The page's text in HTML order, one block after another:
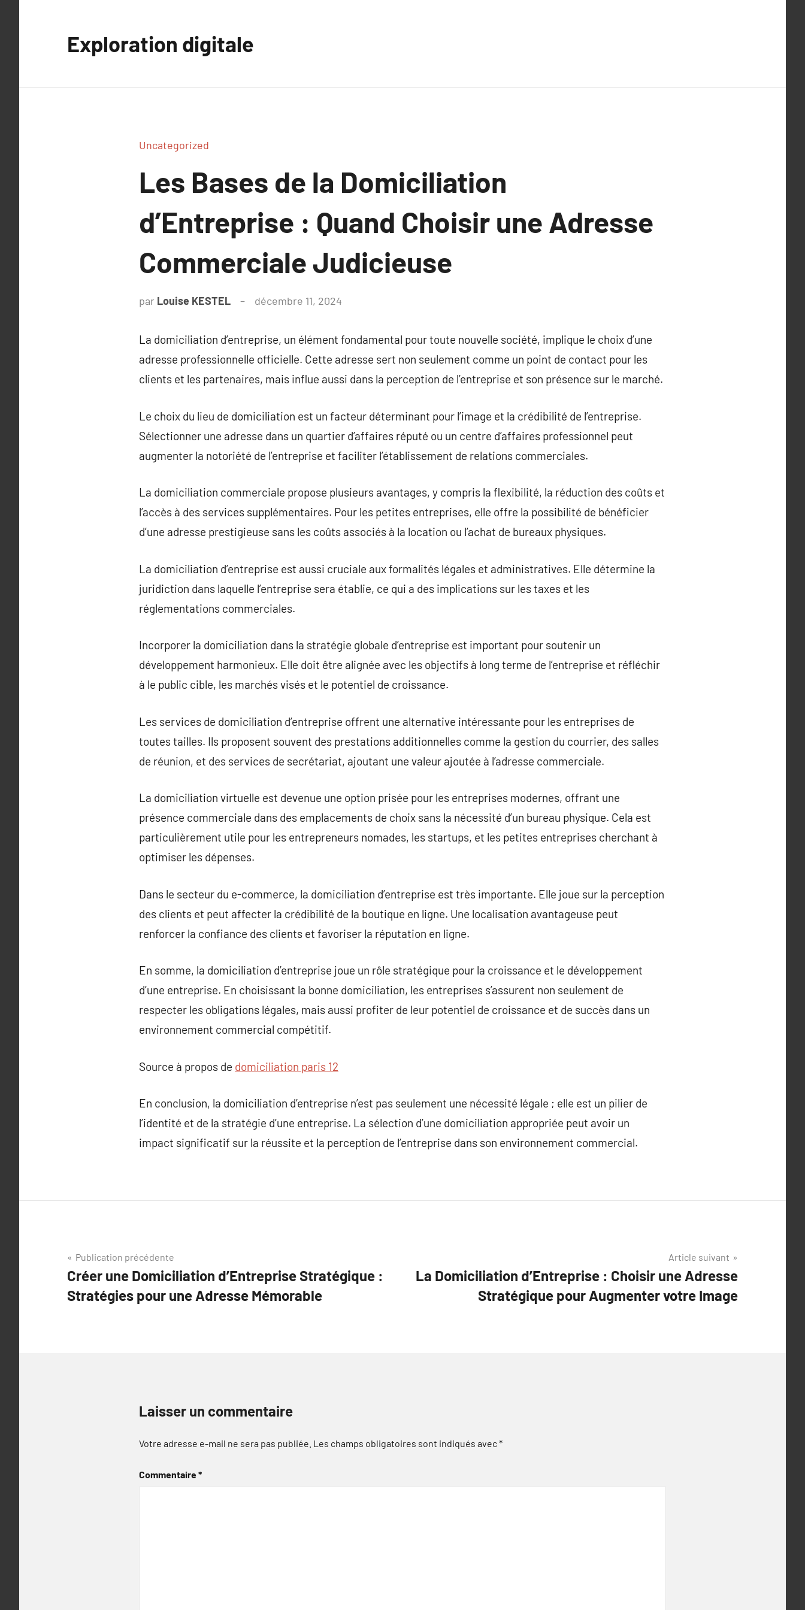
Exploration digitale
Uncategorized
Les Bases de la Domiciliation
d’Entreprise : Quand Choisir une Adresse
Commerciale Judicieuse
par Louise KESTEL décembre 11, 2024
La domiciliation d’entreprise, un élément fondamental pour toute nouvelle société, implique le choix d’une
adresse professionnelle officielle. Cette adresse sert non seulement comme un point de contact pour les
clients et les partenaires, mais influe aussi dans la perception de l’entreprise et son présence sur le marché.
Le choix du lieu de domiciliation est un facteur déterminant pour l’image et la crédibilité de l’entreprise.
Sélectionner une adresse dans un quartier d’affaires réputé ou un centre d’affaires professionnel peut
augmenter la notoriété de l’entreprise et faciliter l’établissement de relations commerciales.
La domiciliation commerciale propose plusieurs avantages, y compris la flexibilité, la réduction des coûts et
l’accès à des services supplémentaires. Pour les petites entreprises, elle offre la possibilité de bénéficier
d’une adresse prestigieuse sans les coûts associés à la location ou l’achat de bureaux physiques.
La domiciliation d’entreprise est aussi cruciale aux formalités légales et administratives. Elle détermine la
juridiction dans laquelle l’entreprise sera établie, ce qui a des implications sur les taxes et les
réglementations commerciales.
Incorporer la domiciliation dans la stratégie globale d’entreprise est important pour soutenir un
développement harmonieux. Elle doit être alignée avec les objectifs à long terme de l’entreprise et réfléchir
à le public cible, les marchés visés et le potentiel de croissance.
Les services de domiciliation d’entreprise offrent une alternative intéressante pour les entreprises de
toutes tailles. Ils proposent souvent des prestations additionnelles comme la gestion du courrier, des salles
de réunion, et des services de secrétariat, ajoutant une valeur ajoutée à l’adresse commerciale.
La domiciliation virtuelle est devenue une option prisée pour les entreprises modernes, offrant une
présence commerciale dans des emplacements de choix sans la nécessité d’un bureau physique. Cela est
particulièrement utile pour les entrepreneurs nomades, les startups, et les petites entreprises cherchant à
optimiser les dépenses.
Dans le secteur du e-commerce, la domiciliation d’entreprise est très importante. Elle joue sur la perception
des clients et peut affecter la crédibilité de la boutique en ligne. Une localisation avantageuse peut
renforcer la confiance des clients et favoriser la réputation en ligne.
En somme, la domiciliation d’entreprise joue un rôle stratégique pour la croissance et le développement
d’une entreprise. En choisissant la bonne domiciliation, les entreprises s’assurent non seulement de
respecter les obligations légales, mais aussi profiter de leur potentiel de croissance et de succès dans un
environnement commercial compétitif.
Source à propos de domiciliation paris 12
En conclusion, la domiciliation d’entreprise n’est pas seulement une nécessité légale ; elle est un pilier de
l’identité et de la stratégie d’une entreprise. La sélection d’une domiciliation appropriée peut avoir un
impact significatif sur la réussite et la perception de l’entreprise dans son environnement commercial.
Navigation
de
l’article
Publication précédente
Créer une Domiciliation d’Entreprise Stratégique :
Stratégies pour une Adresse Mémorable
Article suivant
La Domiciliation d’Entreprise : Choisir une Adresse
Stratégique pour Augmenter votre Image
Laisser un commentaire
Votre adresse e-mail ne sera pas publiée. Les champs obligatoires sont indiqués avec*
Commentaire*